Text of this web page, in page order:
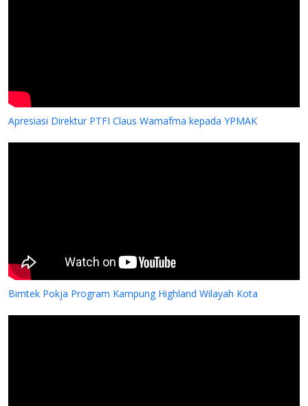
Apresiasi Direktur PTFI Claus Wamafma kepada YPMAK
Bimtek Pokja Program Kampung Highland Wilayah Kota